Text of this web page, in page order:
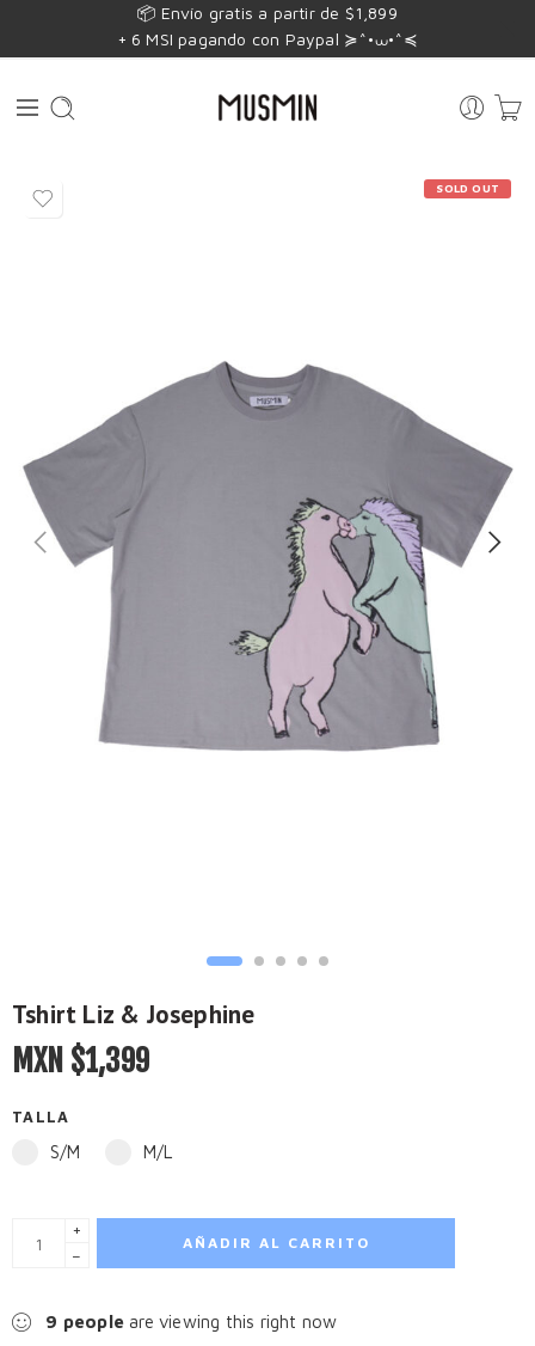
📦 Envío gratis a partir de $1,899
+ 6 MSI pagando con Paypal ≽^•⩊•^≼
SOLD OUT
Tshirt Liz & Josephine
MXN $1,399
TALLA
S/M M/L
+
−
AÑADIR AL CARRITO
9 people are viewing this right now